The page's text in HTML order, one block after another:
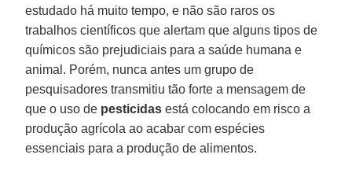
estudado há muito tempo, e não são raros os
trabalhos científicos que alertam que alguns tipos de
químicos são prejudiciais para a saúde humana e
animal. Porém, nunca antes um grupo de
pesquisadores transmitiu tão forte a mensagem de
que o uso de pesticidas está colocando em risco a
produção agrícola ao acabar com espécies
essenciais para a produção de alimentos.